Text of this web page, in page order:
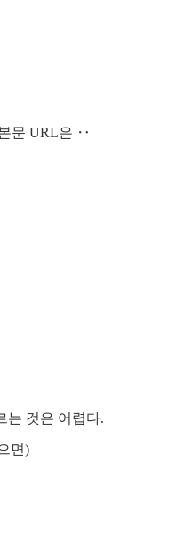
문 URL은 ‥
는 것은 어렵다.
면)